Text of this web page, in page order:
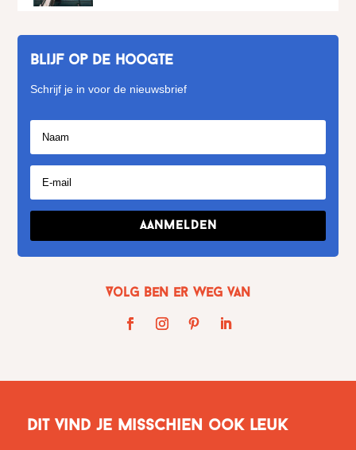
Blijf op de hoogte
Schrijf je in voor de nieuwsbrief
Aanmelden
Volg Ben er weg van
Dit vind je misschien ook leuk